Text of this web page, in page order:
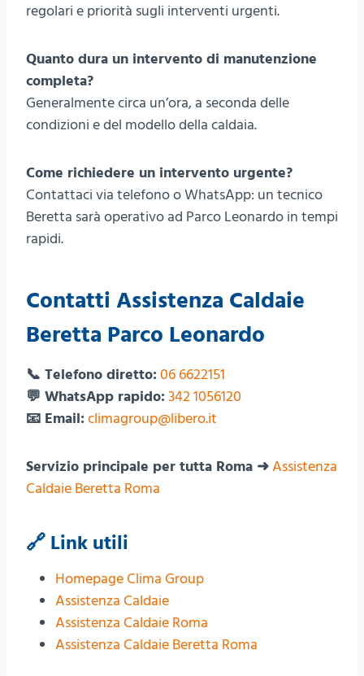
regolari e priorità sugli interventi urgenti.
Quanto dura un intervento di manutenzione
completa?
Generalmente circa un’ora, a seconda delle
condizioni e del modello della caldaia.
Come richiedere un intervento urgente?
Contattaci via telefono o WhatsApp: un tecnico
Beretta sarà operativo ad Parco Leonardo in tempi
rapidi.
Contatti Assistenza Caldaie
Beretta Parco Leonardo
📞 Telefono diretto: 06 6622151
💬 WhatsApp rapido: 342 1056120
📧 Email: climagroup@libero.it
Servizio principale per tutta Roma ➜Assistenza
Caldaie Beretta Roma
🔗 Link utili
Homepage Clima Group
Assistenza Caldaie
Assistenza Caldaie Roma
Assistenza Caldaie Beretta Roma